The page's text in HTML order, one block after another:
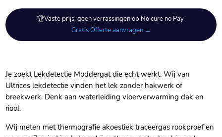
🏆Vaste prijs, geen verrassingen op No cure no Pay.
Gratis Offerte aanvragen →
Je zoekt Lekdetectie Moddergat die echt werkt. Wij van
Ultrices lekdetectie vinden het lek zonder hakwerk of
breekwerk. Denk aan waterleiding vloerverwarming dak en
riool.
Wij meten met thermografie akoestiek traceergas rookproef en